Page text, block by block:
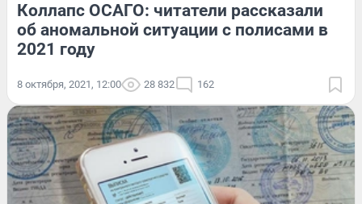
Коллапс ОСАГО: читатели рассказали
об аномальной ситуации с полисами в
2021 году
8 октября, 2021, 12:00 28 832 162